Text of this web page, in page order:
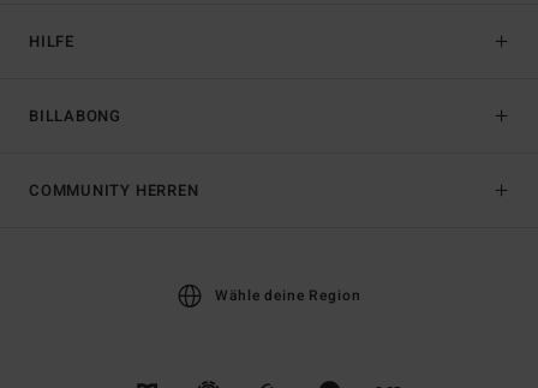
HILFE
BILLABONG
COMMUNITY HERREN
Wähle deine Region